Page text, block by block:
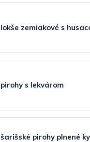
lokše zemiakové s
pirohy s lekvárom
šarišské pirohy plnené